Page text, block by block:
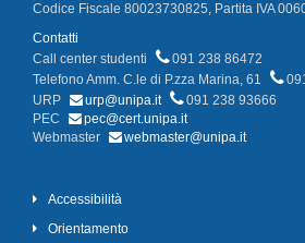
Codice Fiscale 80023730825, Partita IVA
Contatti
Call center studenti
091 238 86472
Telefono Amm. C.le di P.zza Marina, 61
URP
urp@unipa.it
091 238 93666
PEC
pec@cert.unipa.it
Webmaster
webmaster@unipa.it
Accessibilità
Orientamento